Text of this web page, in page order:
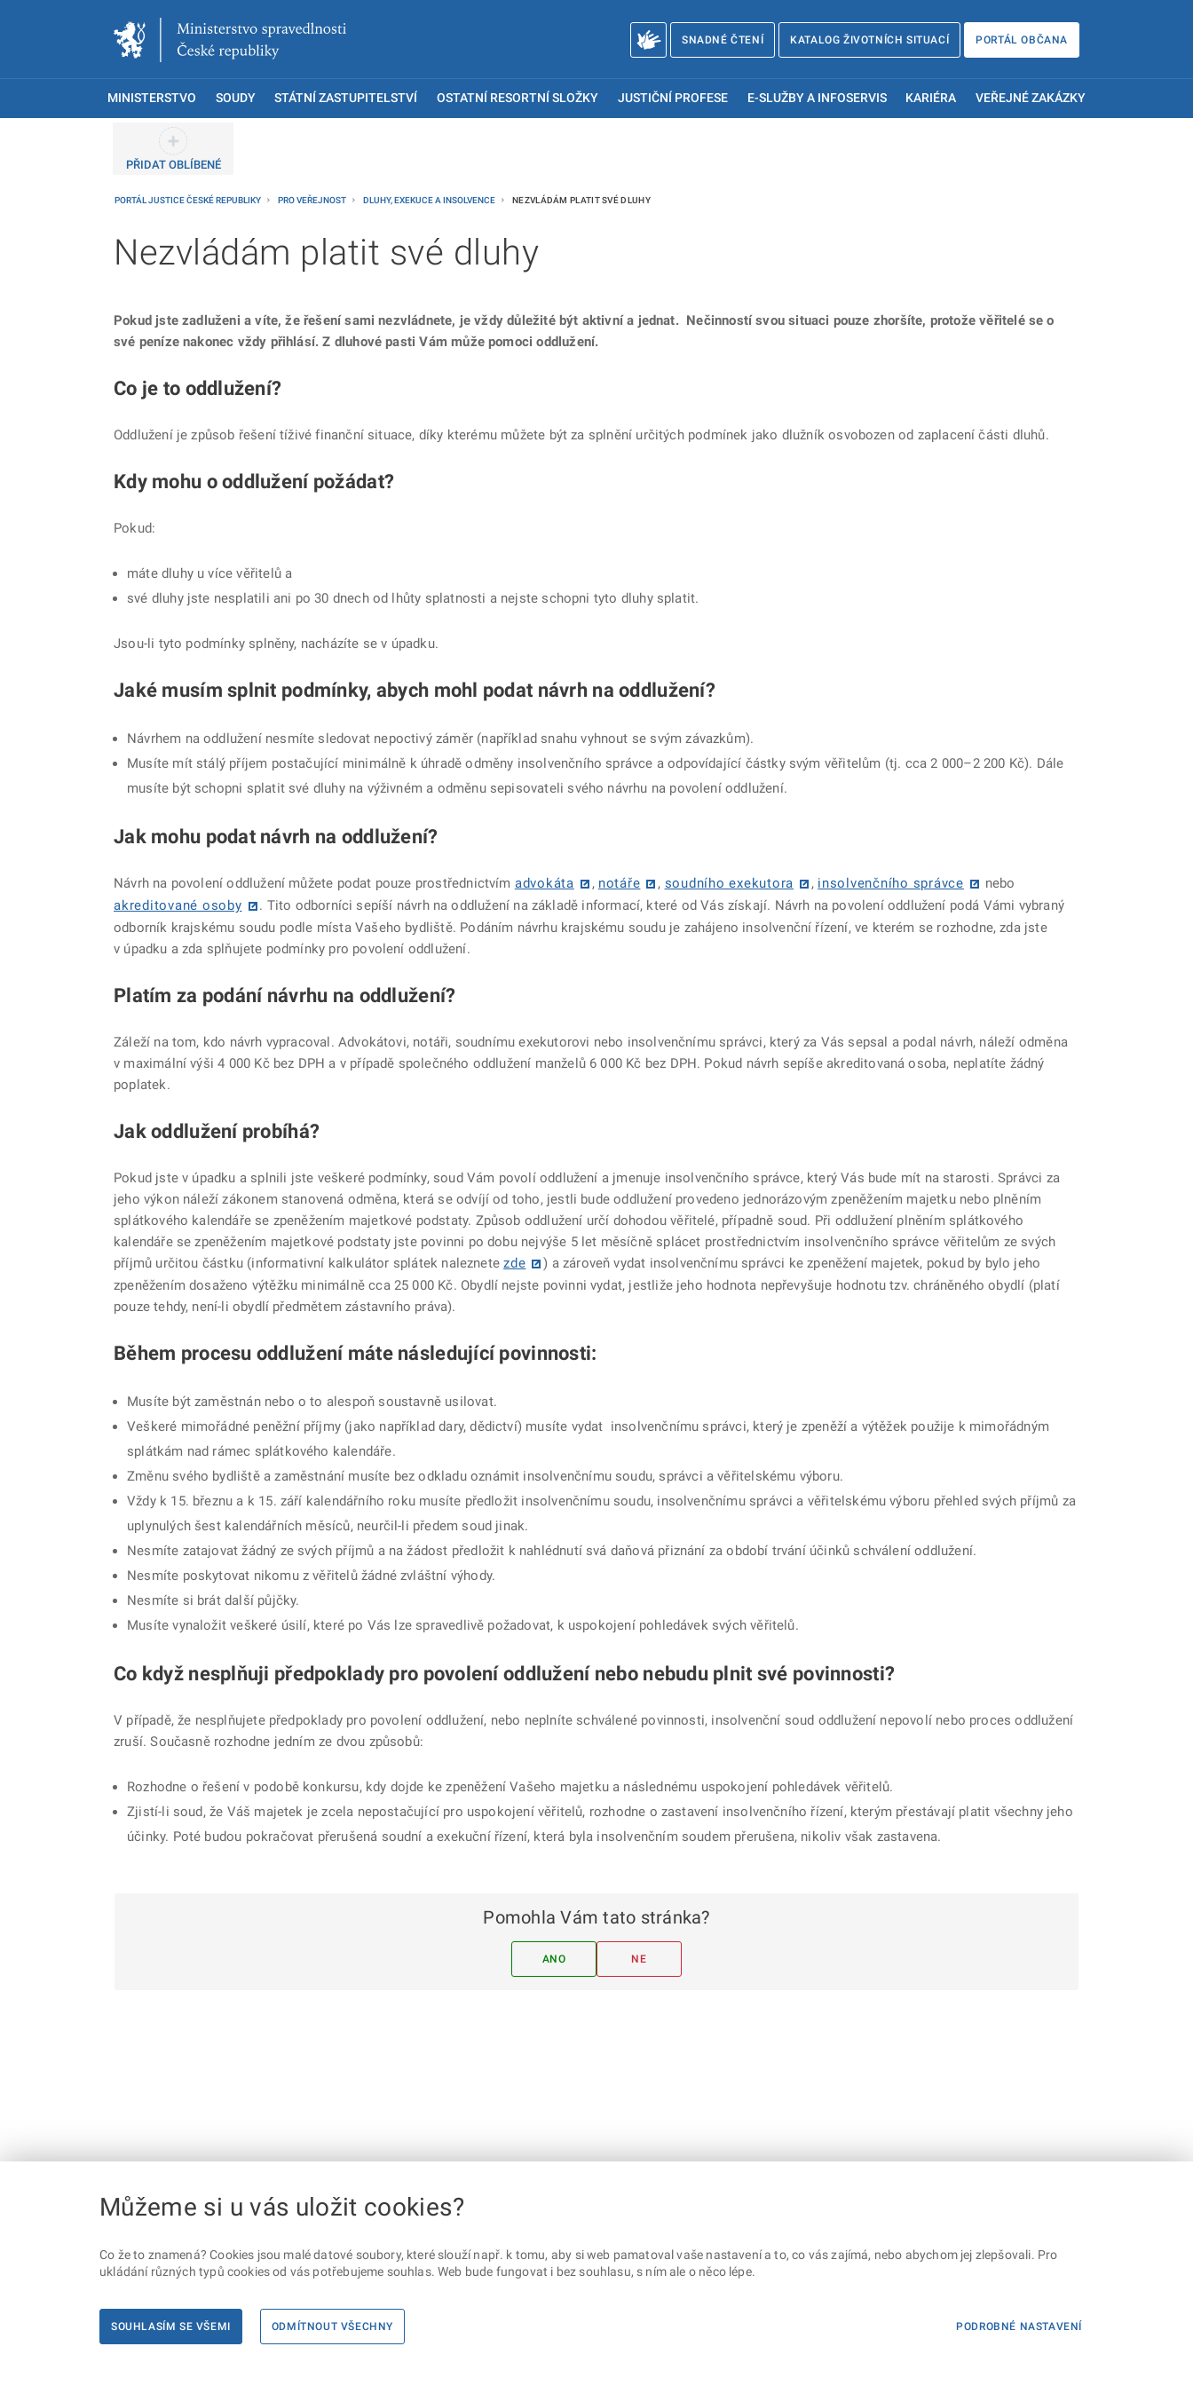
SNADNÉ ČTENÍ KATALOG ŽIVOTNÍCH SITUACÍ PORTÁL OBČANA
MINISTERSTVO SOUDY STÁTNÍ ZASTUPITELSTVÍ OSTATNÍ RESORTNÍ SLOŽKY JUSTIČNÍ PROFESE E-SLUŽBY A INFOSERVIS KARIÉRA VEŘEJNÉ ZAKÁZKY
PŘIDAT OBLÍBENÉ
PORTÁL JUSTICE ČESKÉ REPUBLIKY PRO VEŘEJNOST DLUHY, EXEKUCE A INSOLVENCE NEZVLÁDÁM PLATIT SVÉ DLUHY
Nezvládám platit své dluhy
Pokud jste zadluženi a víte, že řešení sami nezvládnete, je vždy důležité být aktivní a jednat. Nečinností svou situaci pouze zhoršíte, protože věřitelé se o
své peníze nakonec vždy přihlásí. Z dluhové pasti Vám může pomoci oddlužení.
Co je to oddlužení?
Oddlužení je způsob řešení tíživé finanční situace, díky kterému můžete být za splnění určitých podmínek jako dlužník osvobozen od zaplacení části dluhů.
Kdy mohu o oddlužení požádat?
Pokud:
máte dluhy u více věřitelů a
své dluhy jste nesplatili ani po 30 dnech od lhůty splatnosti a nejste schopni tyto dluhy splatit.
Jsou-li tyto podmínky splněny, nacházíte se v úpadku.
Jaké musím splnit podmínky, abych mohl podat návrh na oddlužení?
Návrhem na oddlužení nesmíte sledovat nepoctivý záměr (například snahu vyhnout se svým závazkům).
Musíte mít stálý příjem postačující minimálně k úhradě odměny insolvenčního správce a odpovídající částky svým věřitelům (tj. cca 2 000–2 200 Kč). Dále
musíte být schopni splatit své dluhy na výživném a odměnu sepisovateli svého návrhu na povolení oddlužení.
Jak mohu podat návrh na oddlužení?
Návrh na povolení oddlužení můžete podat pouze prostřednictvím advokáta , notáře , soudního exekutora , insolvenčního správce
nebo
akreditované osoby
. Tito odborníci sepíší návrh na oddlužení na základě informací, které od Vás získají. Návrh na povolení oddlužení podá Vámi vybraný
odborník krajskému soudu podle místa Vašeho bydliště. Podáním návrhu krajskému soudu je zahájeno insolvenční řízení, ve kterém se rozhodne, zda jste
v úpadku a zda splňujete podmínky pro povolení oddlužení.
Platím za podání návrhu na oddlužení?
Záleží na tom, kdo návrh vypracoval. Advokátovi, notáři, soudnímu exekutorovi nebo insolvenčnímu správci, který za Vás sepsal a podal návrh, náleží odměna
v maximální výši 4 000 Kč bez DPH a v případě společného oddlužení manželů 6 000 Kč bez DPH. Pokud návrh sepíše akreditovaná osoba, neplatíte žádný
poplatek.
Jak oddlužení probíhá?
Pokud jste v úpadku a splnili jste veškeré podmínky, soud Vám povolí oddlužení a jmenuje insolvenčního správce, který Vás bude mít na starosti. Správci za
jeho výkon náleží zákonem stanovená odměna, která se odvíjí od toho, jestli bude oddlužení provedeno jednorázovým zpeněžením majetku nebo plněním
splátkového kalendáře se zpeněžením majetkové podstaty. Způsob oddlužení určí dohodou věřitelé, případně soud. Při oddlužení plněním splátkového
kalendáře se zpeněžením majetkové podstaty jste povinni po dobu nejvýše 5 let měsíčně splácet prostřednictvím insolvenčního správce věřitelům ze svých
příjmů určitou částku (informativní kalkulátor splátek naleznetezde
) a zároveň vydat insolvenčnímu správci ke zpeněžení majetek, pokud by bylo jeho
zpeněžením dosaženo výtěžku minimálně cca 25 000 Kč. Obydlí nejste povinni vydat, jestliže jeho hodnota nepřevyšuje hodnotu tzv. chráněného obydlí (platí
pouze tehdy, není-li obydlí předmětem zástavního práva).
Během procesu oddlužení máte následující povinnosti:
Musíte být zaměstnán nebo o to alespoň soustavně usilovat.
Veškeré mimořádné peněžní příjmy (jako například dary, dědictví) musíte vydat insolvenčnímu správci, který je zpeněží a výtěžek použije k mimořádným
splátkám nad rámec splátkového kalendáře.
Změnu svého bydliště a zaměstnání musíte bez odkladu oznámit insolvenčnímu soudu, správci a věřitelskému výboru.
Vždy k 15. březnu a k 15. září kalendářního roku musíte předložit insolvenčnímu soudu, insolvenčnímu správci a věřitelskému výboru přehled svých příjmů za
uplynulých šest kalendářních měsíců, neurčil-li předem soud jinak.
Nesmíte zatajovat žádný ze svých příjmů a na žádost předložit k nahlédnutí svá daňová přiznání za období trvání účinků schválení oddlužení.
Nesmíte poskytovat nikomu z věřitelů žádné zvláštní výhody.
Nesmíte si brát další půjčky.
Musíte vynaložit veškeré úsilí, které po Vás lze spravedlivě požadovat, k uspokojení pohledávek svých věřitelů.
Co když nesplňuji předpoklady pro povolení oddlužení nebo nebudu plnit své povinnosti?
V případě, že nesplňujete předpoklady pro povolení oddlužení, nebo neplníte schválené povinnosti, insolvenční soud oddlužení nepovolí nebo proces oddlužení
zruší. Současně rozhodne jedním ze dvou způsobů:
Rozhodne o řešení v podobě konkursu, kdy dojde ke zpeněžení Vašeho majetku a následnému uspokojení pohledávek věřitelů.
Zjistí-li soud, že Váš majetek je zcela nepostačující pro uspokojení věřitelů, rozhodne o zastavení insolvenčního řízení, kterým přestávají platit všechny jeho
účinky. Poté budou pokračovat přerušená soudní a exekuční řízení, která byla insolvenčním soudem přerušena, nikoliv však zastavena.
Pomohla Vám tato stránka?
ANO NE
Můžeme si u vás uložit cookies?
Co že to znamená? Cookies jsou malé datové soubory, které slouží např. k tomu, aby si web pamatoval vaše nastavení a to, co vás zajímá, nebo abychom jej zlepšovali. Pro
ukládání různých typů cookies od vás potřebujeme souhlas. Web bude fungovat i bez souhlasu, s ním ale o něco lépe.
SOUHLASÍM SE VŠEMI ODMÍTNOUT VŠECHNY PODROBNÉ NASTAVENÍ